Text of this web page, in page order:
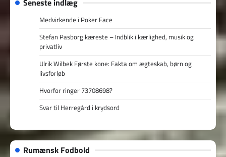
Seneste indlæg
Medvirkende i Poker Face
Stefan Pasborg kæreste – Indblik i kærlighed, musik og
privatliv
Ulrik Wilbek Første kone: Fakta om ægteskab, børn og
livsforløb
Hvorfor ringer 73708698?
Svar til Herregård i krydsord
Rumænsk Fodbold